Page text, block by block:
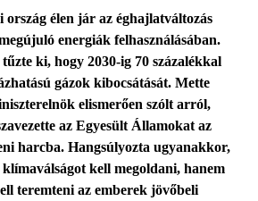
ország élen jár az éghajlatváltozás
energiák felhasználásában.
ki, hogy 2030-ig 70 százalékkal
gázok kibocsátását. Mette
elismerően szólt arról,
az Egyesült Államokat az
harcba. Hangsúlyozta ugyanakkor,
kell megoldani, hanem
teremteni az emberek jövőbeli